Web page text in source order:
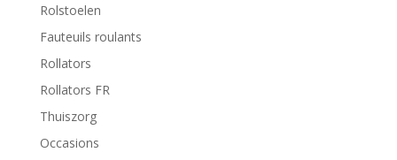
Rolstoelen
Fauteuils roulants
Rollators
Rollators FR
Thuiszorg
Occasions